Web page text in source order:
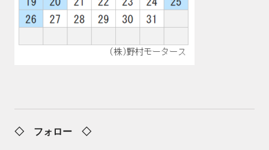
◇ フォロー ◇